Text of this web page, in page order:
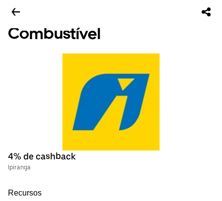
Combustível
4% de cashback
Ipiranga
Recursos